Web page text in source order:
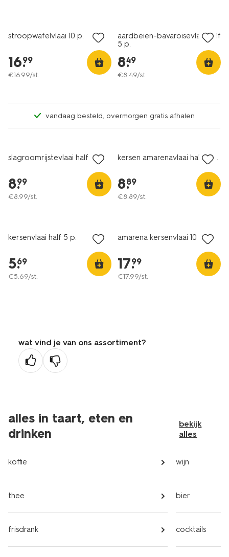
stroopwafelvlaai 10 p.
16.
99
€16.99/st.
aardbeien-bavaroisevlaai half
5 p.
8.
49
€8.49/st.
vandaag besteld, overmorgen gratis afhalen
slagroomrijstevlaai half 5 p.
8.
99
€8.99/st.
kersen amarenavlaai half 5 p.
8.
89
€8.89/st.
kersenvlaai half 5 p.
5.
69
€5.69/st.
amarena kersenvlaai 10 p.
17.
99
€17.99/st.
wat vind je van ons assortiment?
alles in taart, eten en
drinken
bekijk
alles
koffie
thee
frisdrank
wijn
bier
cocktails